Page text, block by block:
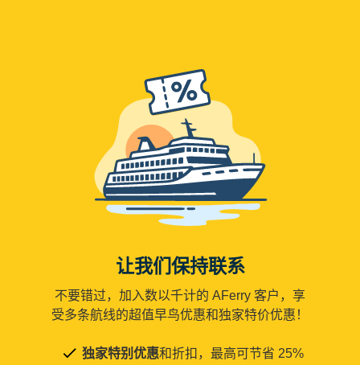
让我们保持联系
不要错过，加入数以千计的 AFerry 客户，享
受多条航线的超值早鸟优惠和独家特价优惠！
独家特别优惠和折扣，最高可节省 25%